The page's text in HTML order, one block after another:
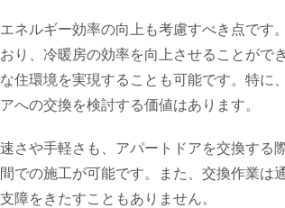
ネルギー効率の向上も考慮すべき点で
り、冷暖房の効率を向上させることがで
住環境を実現することも可能です。特
への交換を検討する価値はあります。
さや手軽さも、アパートドアを交換する
での施工が可能です。また、交換作業は
障をきたすこともありません。